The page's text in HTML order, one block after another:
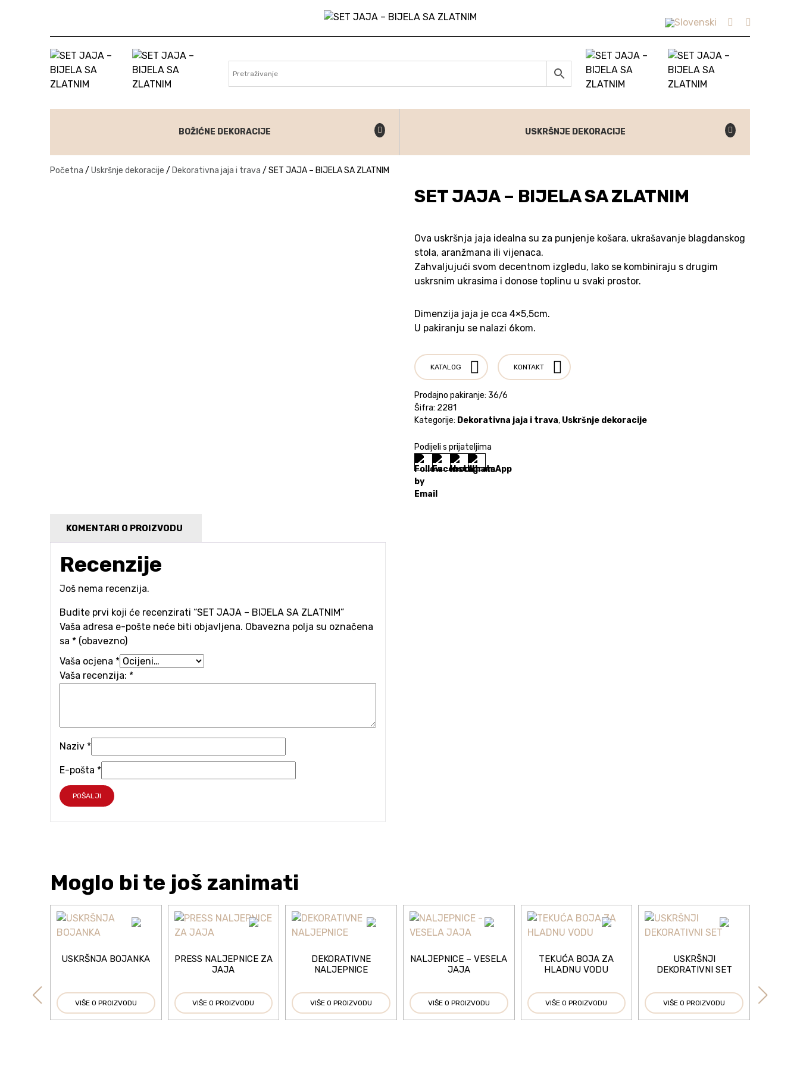
BOŽIĆNE DEKORACIJE USKRŠNJE DEKORACIJE
Početna / Uskršnje dekoracije / Dekorativna jaja i trava / SET JAJA – BIJELA SA ZLATNIM
SET JAJA – BIJELA SA ZLATNIM
Ova uskršnja jaja idealna su za punjenje košara, ukrašavanje blagdanskog
stola, aranžmana ili vijenaca.
Zahvaljujući svom decentnom izgledu, lako se kombiniraju s drugim
uskrsnim ukrasima i donose toplinu u svaki prostor.
Dimenzija jaja je cca 4×5,5cm.
U pakiranju se nalazi 6kom.
KATALOG KONTAKT
Prodajno pakiranje: 36/6
Šifra: 2281
Kategorije: Dekorativna jaja i trava, Uskršnje dekoracije
Podijeli s prijateljima
KOMENTARI O PROIZVODU
Recenzije
Još nema recenzija.
Budite prvi koji će recenzirati “SET JAJA – BIJELA SA ZLATNIM”
Vaša adresa e-pošte neće biti objavljena. Obavezna polja su označena
sa * (obavezno)
Vaša ocjena *
Vaša recenzija: *
Naziv *
E-pošta *
Moglo bi te još zanimati
USKRŠNJA BOJANKA
VIŠE O PROIZVODU
PRESS NALJEPNICE ZA
JAJA
VIŠE O PROIZVODU
DEKORATIVNE
NALJEPNICE
VIŠE O PROIZVODU
NALJEPNICE – VESELA
JAJA
VIŠE O PROIZVODU
TEKUĆA BOJA ZA
HLADNU VODU
VIŠE O PROIZVODU
USKRŠNJI
DEKORATIVNI SET
VIŠE O PROIZVODU